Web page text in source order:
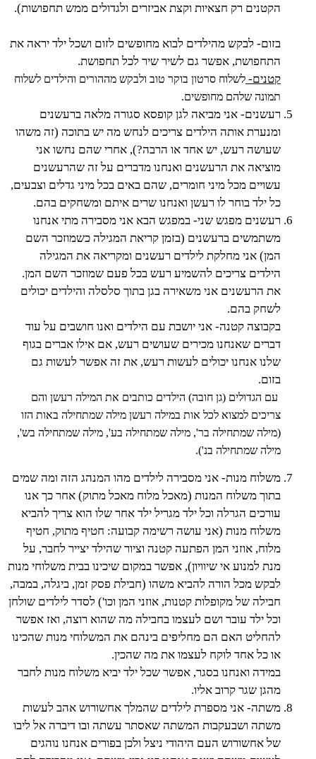
הקטנים רק חצאיות וקצת אביזרים ולגדולים ממש תחפושות).
בזום- לבקש מהילדים לבוא מחופשים לזום ושכל ילד יראה את
התחפושת, אפשר גם לשיר שיר לכל תחפושת.
קטנים- לשלוח סרטון בוקר טוב ולבקש מההורים והילדים לשלוח
תמונה שלהם מחופשים.
רעשנים- אני מביאה לגן קופסא סגורה מלאה ברעשנים
ומנערת אותה הילדים צריכים לנחש מה יש בתוכה (זה משהו
שעושה רעש, יש אחד או הרבה?), אחרי שהם נחשו אני
מוציאה את הרעשנים ואנחנו מדברים על זה שהרעשנים
עשויים מכל מיני חומרים, שהם באים בכל מיני גדלים וצבעים,
כל ילד בוחר לו רעשן ואנחנו שרים איתם ומשחקים בהם.
רעשנים מפגש שני- במפגש הבא אני מסבירה מתי אנחנו
משתמשים ברעשנים (בזמן קריאת המגילה כשמוזכר השם
המן) אני מחלקת לילדים רעשנים ומקריאה את המגילה
הילדים צריכים להשמיע רעש בכל פעם שמוזכר השם המן.
את הרעשנים אני משאירה בגן בתוך סלסלה והילדים יכולים
לשחק בהם.
בקבוצה קטנה- אני יושבת עם הילדים ואנו חושבים על עוד
דברים שאנחנו מכירים שעושים רעש, אם אילו אברים בגוף
שלנו אנחנו יכולים לעשות רעש, את זה אפשר לעשות גם
בזום.
עם הגדולים (גן חובה) הילדים כותבים את המילה רעשן והם
צריכים למצוא לכל אות במילה רעשן מילה שמתחילה באות הזו
(מילה שמתחילה בר', מילה שמתחילה בע', מילה שמתחילה בש',
מילה שמתחילה בנ').
משלוח מנות- אני מסבירה לילדים מהו המנהג הזה ומה שמים
בתוך משלוח המנות (מאכל מלוח מאכל מתוק) אחר כך אנו
עורכים הגרלה וכל ילד מגריל ילד אחר שלו הוא צריך להביא
משלוח מנות (אני עושה רשימה קבועה: חטיף מתוק, חטיף
מלוח, אוזני המן הפתעה קטנה וציור שהילד יצייר לחבר, על
מנת למנוע אי שיוויון), אפשר במקום שיכינו בבית משלוחי מנות
לבקש מכל הורה להביא משהו (חבילת פסק זמן, ביגלה, במבה,
חבילה של מקופלות קטנות, אוזני המן וכו') לסדר לילדים שולחן
וכל ילד עובר ושם לעצמו בחבילה מה שהוא רוצה, ואז אפשר
להחליט האם הם מחליפים בינהם את המשלוחי מנות שהכינו
או כל אחד לוקח לעצמו את מה שהכין.
במידה ואנחנו בסגר, אפשר שכל ילד יביא משלוח מנות לחבר
מהגן שגר קרוב אליו.
משתה- אני מספרת לילדים שהמלך אחשורוש אהב לעשות
משתה ושבעקבות המשתה שאסתר עשתה ובו דיברה אל ליבו
של אחשורוש העם היהודי ניצל ולכן בפורים אנחנו נוהגים